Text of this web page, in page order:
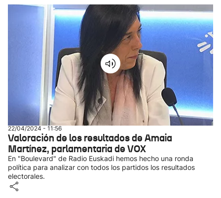
22/04/2024 - 11:56
Valoración de los resultados de Amaia
Martínez, parlamentaria de VOX
En "Boulevard" de Radio Euskadi hemos hecho una ronda
política para analizar con todos los partidos los resultados
electorales.